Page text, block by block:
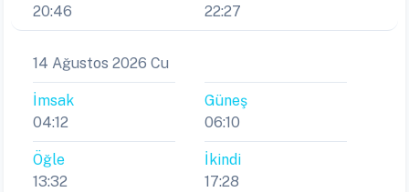
20:46
22:27
14 Ağustos 2026 Cu
İmsak
04:12
Güneş
06:10
Öğle
13:32
İkindi
17:28